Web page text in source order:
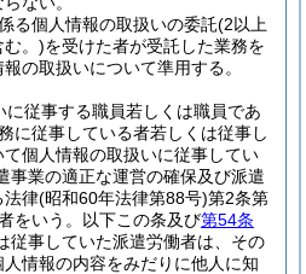
る個人情報の取扱いの委託(2以上
む。)を受けた者が受託した業務を
の取扱いについて準用する。
に従事する職員若しくは職員であ
に従事している者若しくは従事し
個人情報の取扱いに従事してい
事業の適正な運営の確保及び派遣
法律(昭和60年法律第88号)第2条第
をいう。以下この条及び第54条
従事していた派遣労働者は、その
情報の内容をみだりに他人に知